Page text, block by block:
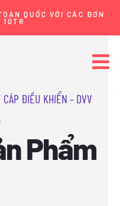
QUỐC VỚI CÁC ĐƠN
10TR
ĐIỀU KHIỂN – DVV
Phẩm